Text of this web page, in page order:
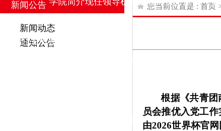
研究生培养
学生活动
工会活动
新闻公告
新闻动态
通知公告
您当前位置是 : 首页
根据《共青
员会推优入党工
由2026世界杯官